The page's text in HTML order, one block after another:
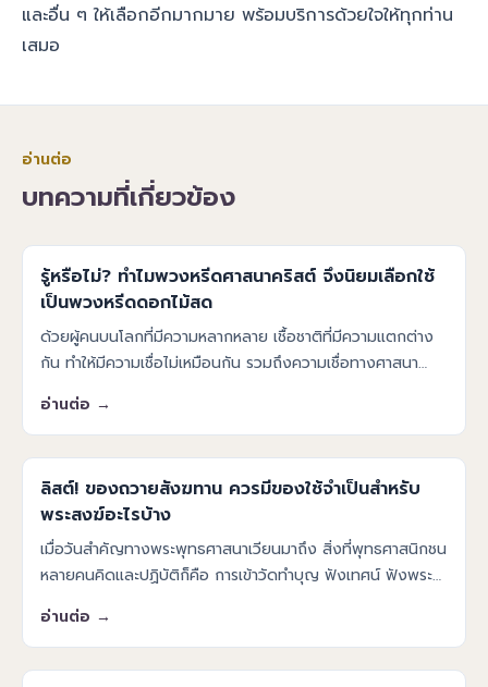
และอื่น ๆ ให้เลือกอีกมากมาย พร้อมบริการด้วยใจให้ทุกท่าน
เสมอ
อ่านต่อ
บทความที่เกี่ยวข้อง
รู้หรือไม่? ทำไมพวงหรีดศาสนาคริสต์ จึงนิยมเลือกใช้
เป็นพวงหรีดดอกไม้สด
ด้วยผู้คนบนโลกที่มีความหลากหลาย เชื้อชาติที่มีความแตกต่าง
กัน ทำให้มีความเชื่อไม่เหมือนกัน รวมถึงความเชื่อทางศาสนา
กิจกรรมของแต
อ่านต่อ →
ลิสต์! ของถวายสังฆทาน ควรมีของใช้จำเป็นสำหรับ
พระสงฆ์อะไรบ้าง
เมื่อวันสำคัญทางพระพุทธศาสนาเวียนมาถึง สิ่งที่พุทธศาสนิกชน
หลายคนคิดและปฏิบัติก็คือ การเข้าวัดทำบุญ ฟังเทศน์ ฟังพระ
สังฆทาน เป็นต้น ส่ว
อ่านต่อ →